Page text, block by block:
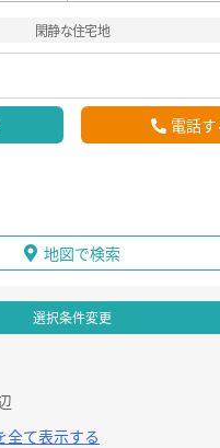
閑静な住宅地
電話す
地図で検索
選択条件変更
全て表示する